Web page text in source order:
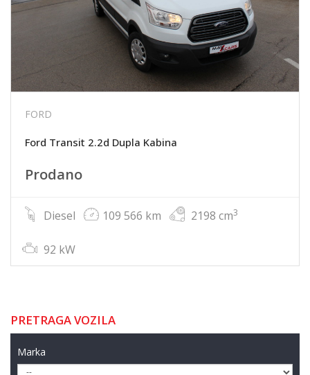
FORD
Ford Transit 2.2d Dupla Kabina
Prodano
Diesel 109 566 km 2198 cm3
92 kW
PRETRAGA VOZILA
Marka